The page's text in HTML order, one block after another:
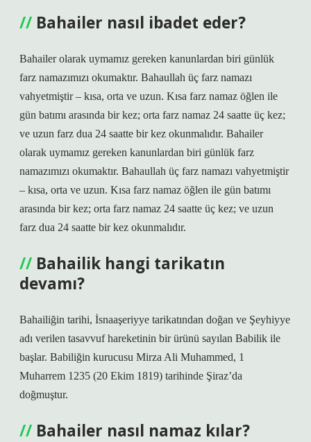
Bahailer nasıl ibadet eder?
Bahailer olarak uymamız gereken kanunlardan biri günlük
farz namazımızı okumaktır. Bahaullah üç farz namazı
vahyetmiştir – kısa, orta ve uzun. Kısa farz namaz öğlen ile
gün batımı arasında bir kez; orta farz namaz 24 saatte üç kez;
ve uzun farz dua 24 saatte bir kez okunmalıdır. Bahailer
olarak uymamız gereken kanunlardan biri günlük farz
namazımızı okumaktır. Bahaullah üç farz namazı vahyetmiştir
– kısa, orta ve uzun. Kısa farz namaz öğlen ile gün batımı
arasında bir kez; orta farz namaz 24 saatte üç kez; ve uzun
farz dua 24 saatte bir kez okunmalıdır.
Bahailik hangi tarikatın
devamı?
Bahailiğin tarihi, İsnaaşeriyye tarikatından doğan ve Şeyhiyye
adı verilen tasavvuf hareketinin bir ürünü sayılan Babilik ile
başlar. Babiliğin kurucusu Mirza Ali Muhammed, 1
Muharrem 1235 (20 Ekim 1819) tarihinde Şiraz’da
doğmuştur.
Bahailer nasıl namaz kılar?